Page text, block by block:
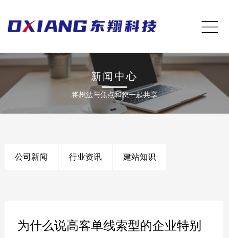
新闻中心
将想法与焦点和您一起共享
公司新闻 行业资讯 建站知识
为什么说高客单线索型的企业特别